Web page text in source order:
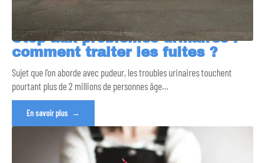
Stop aux problèmes urinaires :
comment traiter les fuites ?
Sujet que l’on aborde avec pudeur, les troubles urinaires touchent
pourtant plus de 2 millions de personnes âge…
En savoir plus